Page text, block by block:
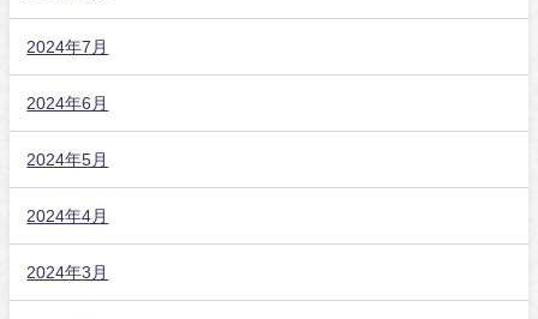
2024年7月
2024年6月
2024年5月
2024年4月
2024年3月